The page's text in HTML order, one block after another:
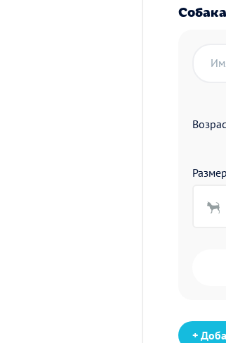
Собака
+